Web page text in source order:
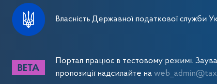
Власність Державної податкової служби
Портал працює в тестовому режимі.
пропозиції надсилайте на